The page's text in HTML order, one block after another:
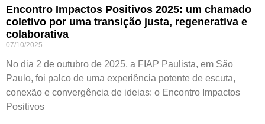
Encontro Impactos Positivos 2025: um chamado
coletivo por uma transição justa, regenerativa e
colaborativa
07/10/2025
No dia 2 de outubro de 2025, a FIAP Paulista, em São
Paulo, foi palco de uma experiência potente de escuta,
conexão e convergência de ideias: o Encontro Impactos
Positivos